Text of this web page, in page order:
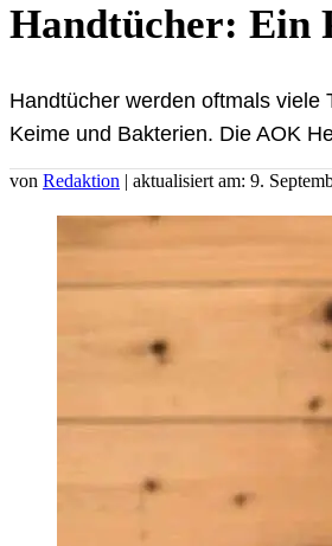
Handtücher: Ein
Handtücher werden oftmals viele
Keime und Bakterien. Die AOK
von Redaktion | aktualisiert am: 9.